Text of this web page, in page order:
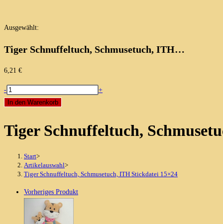
Ausgewählt:
Tiger Schnuffeltuch, Schmusetuch, ITH…
6,21 €
Tiger
Schnuffeltuch,
ITH
Stickdatei
Menge
-
+
In den Warenkorb
Tiger Schnuffeltuch,
Start>
Artikelauswahl>
Tiger Schnuffeltuch, Schmusetuch, ITH Stickdatei 15×24
Vorheriges Produkt